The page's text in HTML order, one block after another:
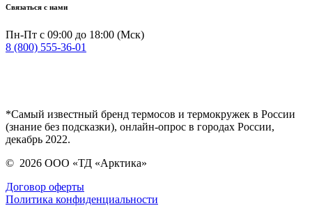
Связаться с нами
Пн-Пт с 09:00 до 18:00 (Мск)
8 (800) 555-36-01
*Самый известный бренд термосов и термокружек в России
(знание без подсказки), онлайн-опрос в городах России,
декабрь 2022.
© 2026 ООО «ТД «Арктика»
Договор оферты
Политика конфиденциальности